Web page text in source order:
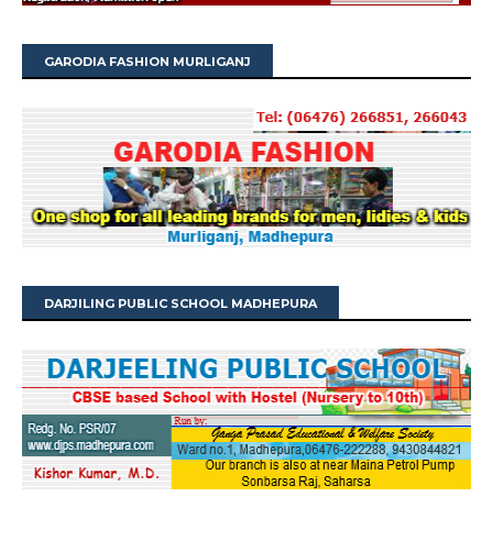
GARODIA FASHION MURLIGANJ
DARJILING PUBLIC SCHOOL MADHEPURA